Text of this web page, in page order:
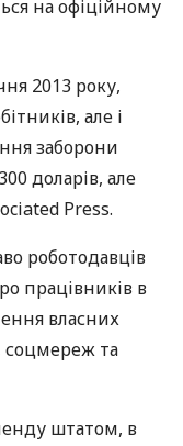
на офіційному
2013 року,
але і
заборони
доларів, але
Press.
роботодавців
працівників в
власних
соцмереж та
штатом, в